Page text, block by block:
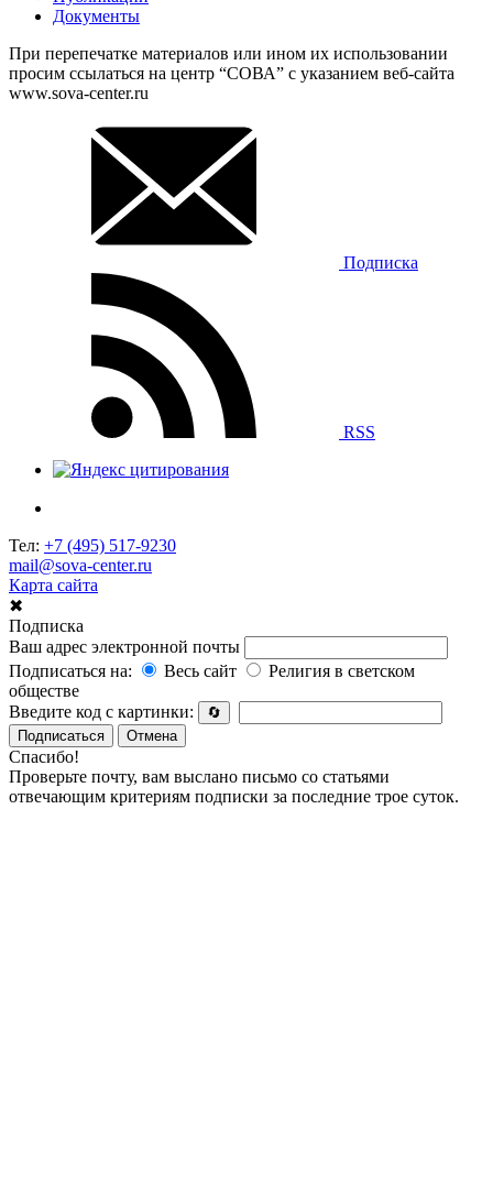
Документы
При перепечатке материалов или ином их использовании
просим ссылаться на центр “СОВА” с указанием веб-сайта
www.sova-center.ru
Подписка
RSS
Тел: +7 (495) 517-9230
mail@sova-center.ru
Карта сайта
✖
Подписка
Ваш адрес электронной почты
Подписаться на:
Весь сайт
Религия в светском
обществе
Введите код с картинки:
🔄
Подписаться
Отмена
Спасибо!
Проверьте почту, вам выслано письмо со статьями
отвечающим критериям подписки за последние трое суток.